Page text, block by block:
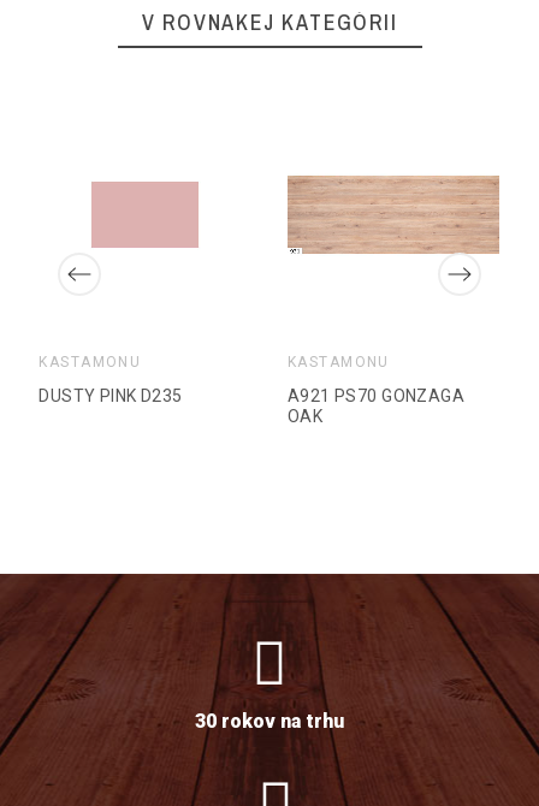
V ROVNAKEJ KATEGÓRII
KASTAMONU
DUSTY PINK D235
KASTAMONU
A921 PS70 GONZAGA
OAK
30 rokov na trhu